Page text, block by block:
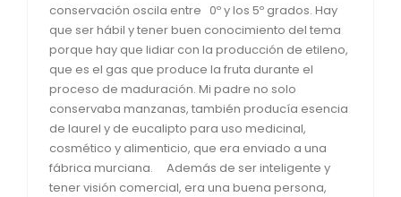
conservación oscila entre 0º y los 5º grados. Hay
que ser hábil y tener buen conocimiento del tema
porque hay que lidiar con la producción de etileno,
que es el gas que produce la fruta durante el
proceso de maduración. Mi padre no solo
conservaba manzanas, también producía esencia
de laurel y de eucalipto para uso medicinal,
cosmético y alimenticio, que era enviado a una
fábrica murciana. Además de ser inteligente y
tener visión comercial, era una buena persona,